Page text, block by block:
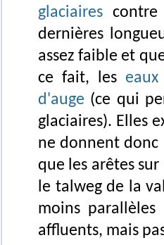
glaciaires contre
dernières
assez faible et
ce fait, les eaux
d'auge (ce qui
glaciaires). Elles
ne donnent donc
que les arêtes
le talweg de la
moins
affluents, mais